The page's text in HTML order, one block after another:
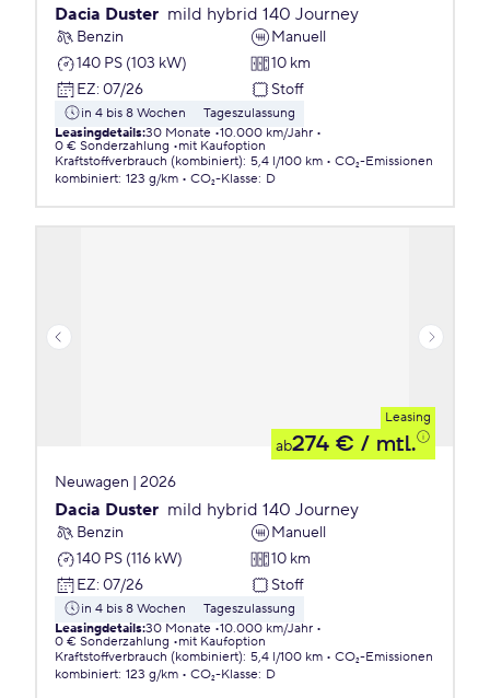
Dacia Duster mild hybrid 140 Journey
Benzin
Manuell
140 PS (103 kW)
10 km
EZ: 07/26 Stoff
in 4 bis 8 Wochen
Tageszulassung
Leasingdetails:30 Monate 10.000 km/Jahr
0 € Sonderzahlung
mit Kaufoption
Kraftstoffverbrauch (kombiniert): 5,4 l/100 km
CO₂-Emissionen
kombiniert: 123 g/km CO₂-Klasse: D
Leasing
ab274 € / mtl.
Neuwagen | 2026
Dacia Duster mild hybrid 140 Journey
Benzin
Manuell
140 PS (116 kW)
10 km
EZ: 07/26 Stoff
in 4 bis 8 Wochen
Tageszulassung
Leasingdetails:30 Monate 10.000 km/Jahr
0 € Sonderzahlung
mit Kaufoption
Kraftstoffverbrauch (kombiniert): 5,4 l/100 km
CO₂-Emissionen
kombiniert: 123 g/km CO₂-Klasse: D